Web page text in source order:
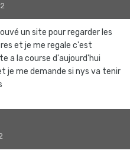
un site pour regarder les
et je me regale c'est
a la course d'aujourd'hui
je me demande si nys va tenir